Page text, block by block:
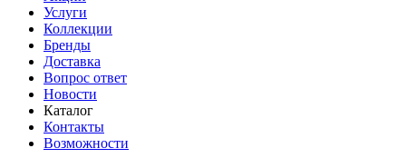
Услуги
Коллекции
Бренды
Доставка
Вопрос ответ
Новости
Каталог
Контакты
Возможности